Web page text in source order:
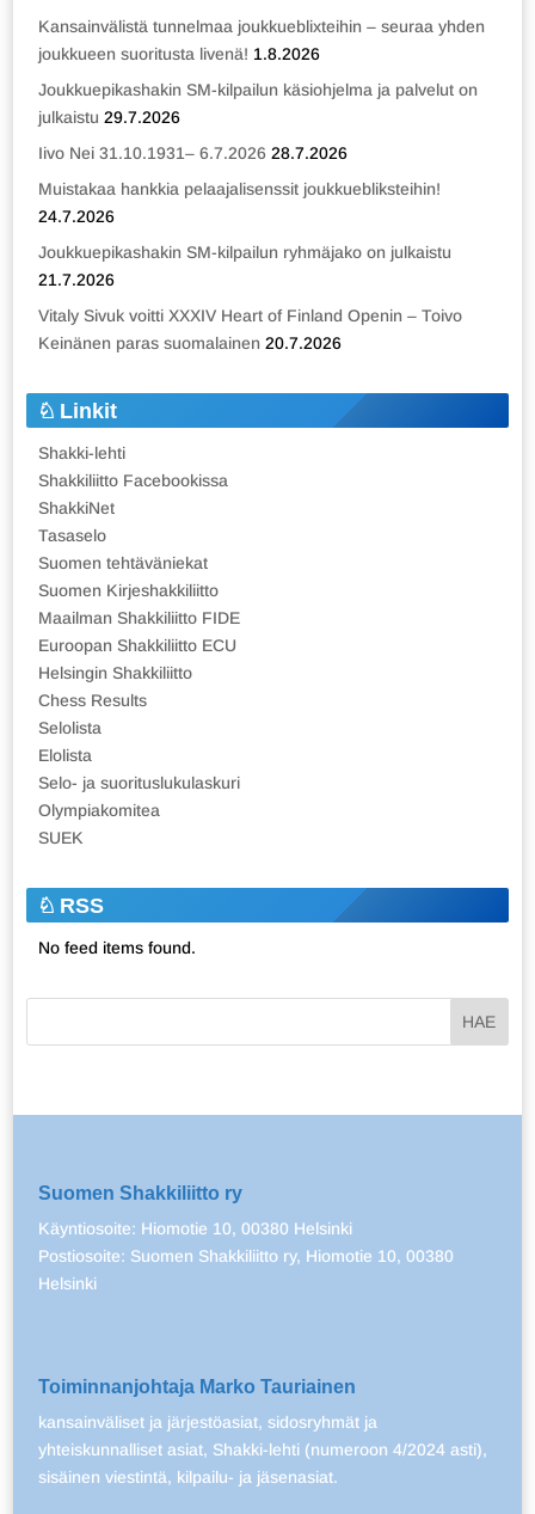
Kansainvälistä tunnelmaa joukkueblixteihin – seuraa yhden
joukkueen suoritusta livenä! 1.8.2026
Joukkuepikashakin SM-kilpailun käsiohjelma ja palvelut on
julkaistu 29.7.2026
Iivo Nei 31.10.1931– 6.7.2026 28.7.2026
Muistakaa hankkia pelaajalisenssit joukkuebliksteihin!
24.7.2026
Joukkuepikashakin SM-kilpailun ryhmäjako on julkaistu
21.7.2026
Vitaly Sivuk voitti XXXIV Heart of Finland Openin – Toivo
Keinänen paras suomalainen 20.7.2026
Linkit
Shakki-lehti
Shakkiliitto Facebookissa
ShakkiNet
Tasaselo
Suomen tehtäväniekat
Suomen Kirjeshakkiliitto
Maailman Shakkiliitto FIDE
Euroopan Shakkiliitto ECU
Helsingin Shakkiliitto
Chess Results
Selolista
Elolista
Selo- ja suorituslukulaskuri
Olympiakomitea
SUEK
RSS
No feed items found.
Suomen Shakkiliitto ry
Käyntiosoite: Hiomotie 10, 00380 Helsinki
Postiosoite: Suomen Shakkiliitto ry, Hiomotie 10, 00380
Helsinki
Toiminnanjohtaja Marko Tauriainen
kansainväliset ja järjestöasiat, sidosryhmät ja
yhteiskunnalliset asiat, Shakki-lehti (numeroon 4/2024 asti),
sisäinen viestintä, kilpailu- ja jäsenasiat.